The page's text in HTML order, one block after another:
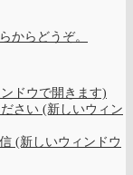
からどうぞ。
ドウで開きます)
さい (新しいウィン
(新しいウィンドウ